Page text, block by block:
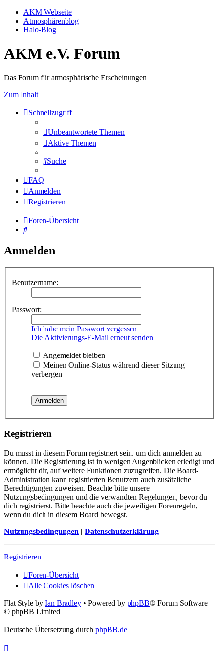
AKM Webseite
Atmosphärenblog
Halo-Blog
AKM e.V. Forum
Das Forum für atmosphärische Erscheinungen
Zum Inhalt
Schnellzugriff
Unbeantwortete Themen
Aktive Themen
Suche
FAQ
Anmelden
Registrieren
Foren-Übersicht
Suche
Anmelden
Benutzername:
Passwort:
Ich habe mein Passwort vergessen
Die Aktivierungs-E-Mail erneut senden
Angemeldet bleiben
Meinen Online-Status während dieser Sitzung
verbergen
Registrieren
Du musst in diesem Forum registriert sein, um dich anmelden zu
können. Die Registrierung ist in wenigen Augenblicken erledigt und
ermöglicht dir, auf weitere Funktionen zuzugreifen. Die Board-
Administration kann registrierten Benutzern auch zusätzliche
Berechtigungen zuweisen. Beachte bitte unsere
Nutzungsbedingungen und die verwandten Regelungen, bevor du
dich registrierst. Bitte beachte auch die jeweiligen Forenregeln,
wenn du dich in diesem Board bewegst.
Nutzungsbedingungen | Datenschutzerklärung
Registrieren
Foren-Übersicht
Alle Cookies löschen
Flat Style by Ian Bradley • Powered by phpBB® Forum Software
© phpBB Limited
Deutsche Übersetzung durch phpBB.de